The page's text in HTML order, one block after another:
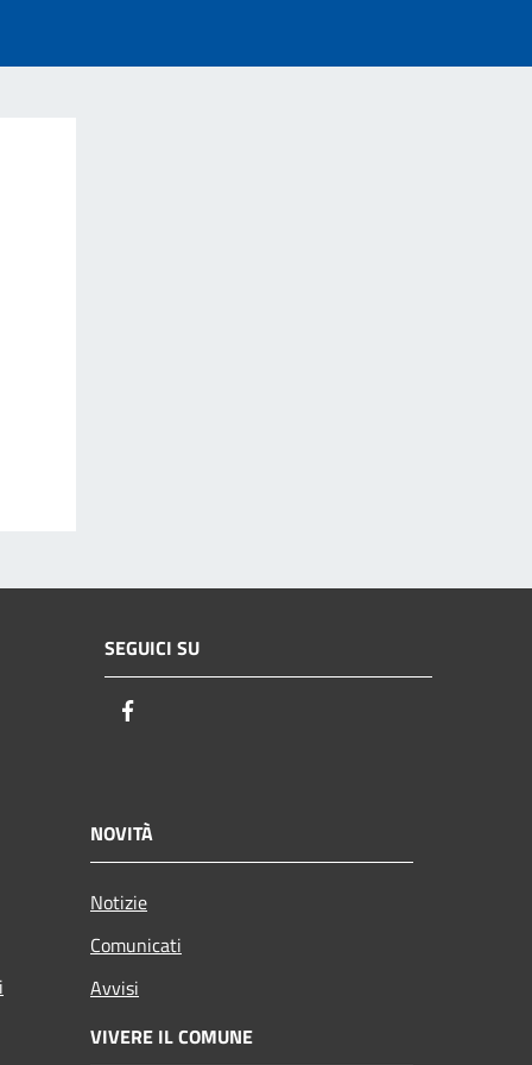
SEGUICI SU
NOVITÀ
Notizie
Comunicati
Avvisi
VIVERE IL COMUNE